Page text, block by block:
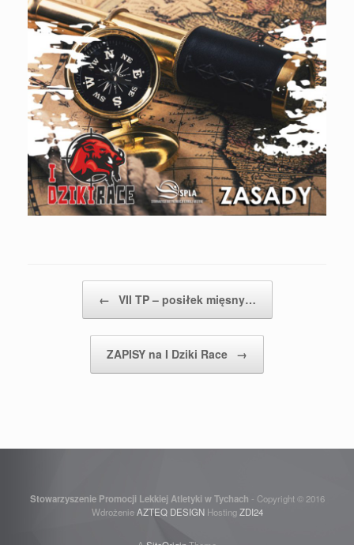
← VII TP – posiłek mięsny…
ZAPISY na I Dziki Race →
Stowarzyszenie Promocji Lekkiej Atletyki w Tychach - Copyright © 2016
WdrożenieAZTEQ DESIGNHostingZDI24